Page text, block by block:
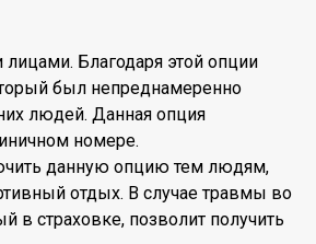
лицами. Благодаря этой опции
был непреднамеренно
людей. Данная опция
номере.
данную опцию тем людям,
отдых. В случае травмы во
в страховке, позволит получить